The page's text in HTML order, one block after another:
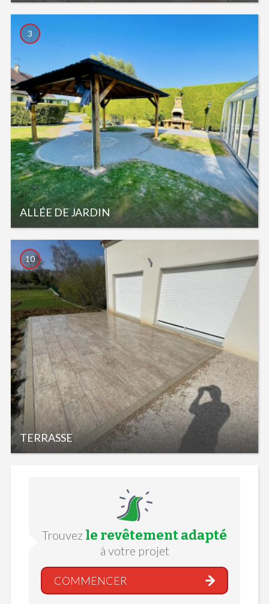
ALLÉE DE JARDIN
3
TERRASSE
10
Trouvez le revêtement adapté
à votre projet
COMMENCER